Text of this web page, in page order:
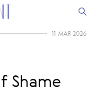
11 МАЯ 2026
Shame